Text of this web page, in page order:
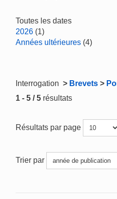
Toutes les dates
2026 (1)
Années ultérieures (4)
Interrogation > Brevets >
1 - 5 / 5 résultats
Résultats par page
Trier par